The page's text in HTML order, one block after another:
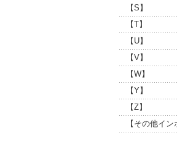
【S】
【T】
【U】
【V】
【W】
【Y】
【Z】
【その他イン